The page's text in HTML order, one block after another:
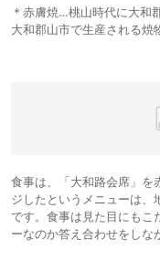
＊赤膚焼…桃山時代に大和
大和郡山市で生産される焼
食事は、「大和路会席」を
ジしたというメニューは、
です。食事は見た目にもこ
ーなのか答え合わせをしな